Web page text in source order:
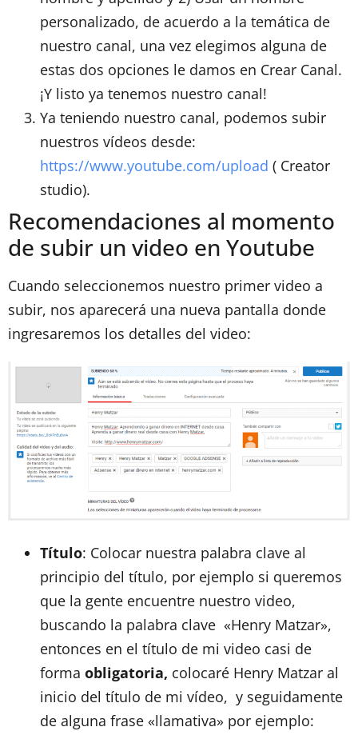
personalizado, de acuerdo a la temática de
nuestro canal, una vez elegimos alguna de
estas dos opciones le damos en Crear Canal.
¡Y listo ya tenemos nuestro canal!
Ya teniendo nuestro canal, podemos subir
nuestros vídeos desde:
https://www.youtube.com/upload ( Creator
studio).
Recomendaciones al momento
de subir un video en Youtube
Cuando seleccionemos nuestro primer video a
subir, nos aparecerá una nueva pantalla donde
ingresaremos los detalles del video:
Título: Colocar nuestra palabra clave al
principio del título, por ejemplo si queremos
que la gente encuentre nuestro video,
buscando la palabra clave «Henry Matzar»,
entonces en el título de mi video casi de
forma obligatoria, colocaré Henry Matzar al
inicio del título de mi vídeo, y seguidamente
de alguna frase «llamativa» por ejemplo: